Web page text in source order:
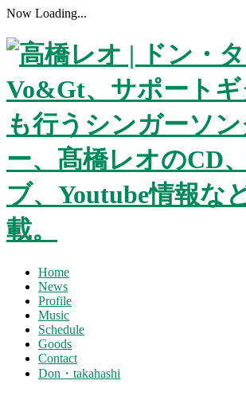
Now Loading...
Home
News
Profile
Music
Schedule
Goods
Contact
Don・takahashi